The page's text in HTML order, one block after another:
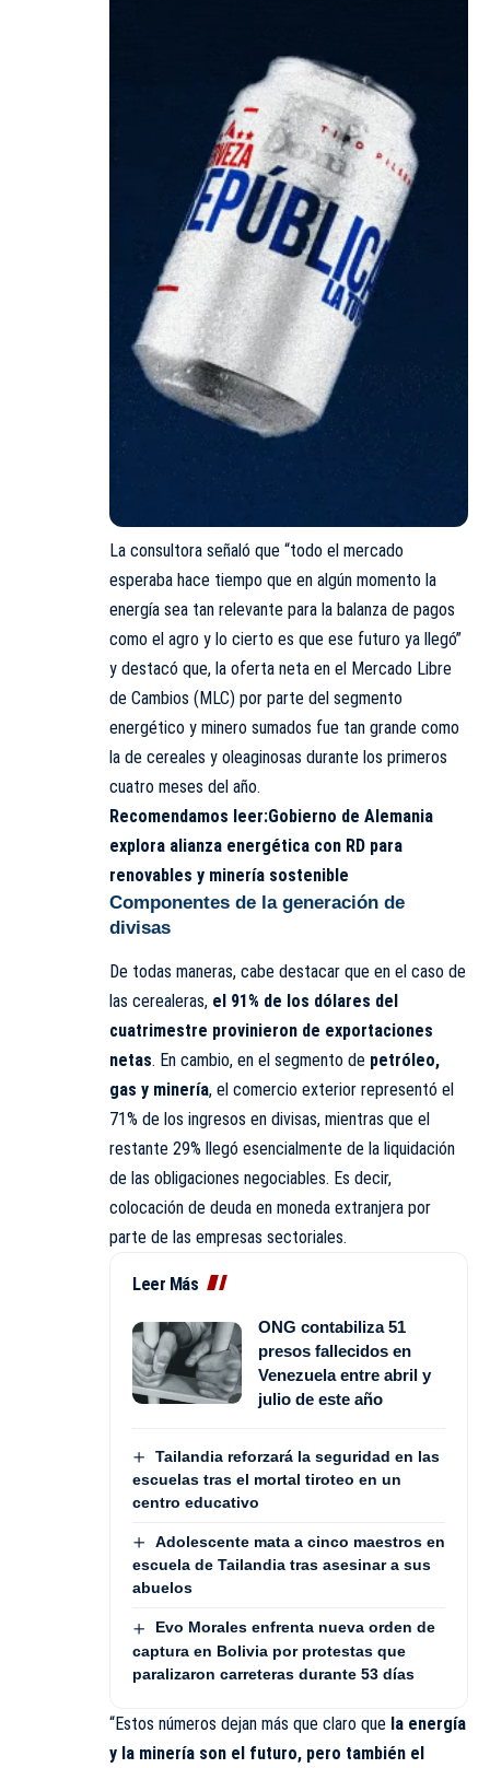
La consultora señaló que “todo el mercado
esperaba hace tiempo que en algún momento la
energía sea tan relevante para la balanza de pagos
como el agro y lo cierto es que ese futuro ya llegó”
y destacó que, la oferta neta en el Mercado Libre
de Cambios (MLC) por parte del segmento
energético y minero sumados fue tan grande como
la de cereales y oleaginosas durante los primeros
cuatro meses del año.
Recomendamos leer:Gobierno de Alemania
explora alianza energética con RD para
renovables y minería sostenible
Componentes de la generación de
divisas
De todas maneras, cabe destacar que en el caso de
las cerealeras, el 91% de los dólares del
cuatrimestre provinieron de exportaciones
netas. En cambio, en el segmento de petróleo,
gas y minería, el comercio exterior representó el
71% de los ingresos en divisas, mientras que el
restante 29% llegó esencialmente de la liquidación
de las obligaciones negociables. Es decir,
colocación de deuda en moneda extranjera por
parte de las empresas sectoriales.
Leer Más
ONG contabiliza 51
presos fallecidos en
Venezuela entre abril y
julio de este año
Tailandia reforzará la seguridad en las
escuelas tras el mortal tiroteo en un
centro educativo
Adolescente mata a cinco maestros en
escuela de Tailandia tras asesinar a sus
abuelos
Evo Morales enfrenta nueva orden de
captura en Bolivia por protestas que
paralizaron carreteras durante 53 días
“Estos números dejan más que claro que la energía
y la minería son el futuro, pero también el